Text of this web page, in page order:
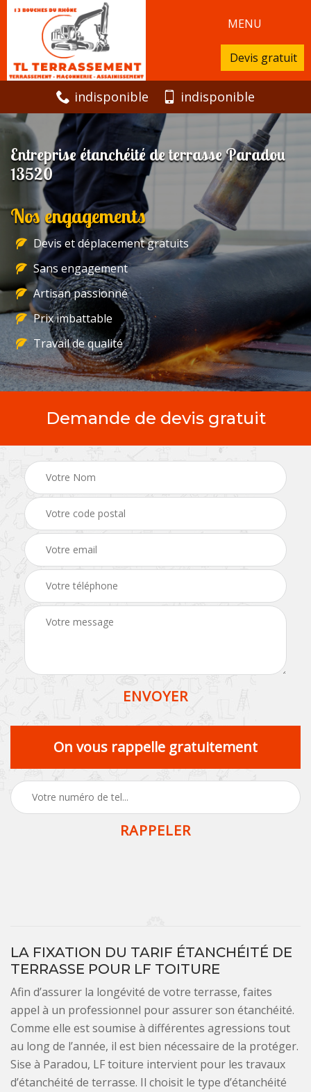
MENU
Devis gratuit
indisponible indisponible
Entreprise étanchéité de terrasse Paradou
13520
Nos engagements
Devis et déplacement gratuits
Sans engagement
Artisan passionné
Prix imbattable
Travail de qualité
Demande de devis gratuit
On vous rappelle gratuitement
LA FIXATION DU TARIF ÉTANCHÉITÉ DE
TERRASSE POUR LF TOITURE
Afin d’assurer la longévité de votre terrasse, faites
appel à un professionnel pour assurer son étanchéité.
Comme elle est soumise à différentes agressions tout
au long de l’année, il est bien nécessaire de la protéger.
Sise à Paradou, LF toiture intervient pour les travaux
d’étanchéité de terrasse. Il choisit le type d’étanchéité